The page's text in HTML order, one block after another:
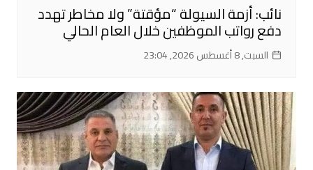
نائب: أزمة السيولة “مؤقتة” ولا مخاطر تهدد
دفع رواتب الموظفين خلال العام الحالي
السبت, 8 أغسطس 2026, 23:04